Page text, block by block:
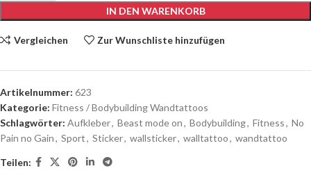
IN DEN WARENKORB
Vergleichen Zur Wunschliste hinzufügen
Artikelnummer: 623
Kategorie: Fitness / Bodybuilding Wandtattoos
Schlagwörter: Aufkleber, Beast mode on, Bodybuilding, Fitness, No
Pain no Gain, Sport, Sticker, wallsticker, walltattoo, wandtattoo
Teilen: